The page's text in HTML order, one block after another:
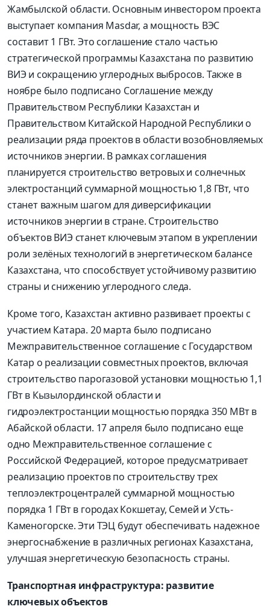
Жамбылской области. Основным инвестором проекта
выступает компания Masdar, а мощность ВЭС
составит 1 ГВт. Это соглашение стало частью
стратегической программы Казахстана по развитию
ВИЭ и сокращению углеродных выбросов. Также в
ноябре было подписано Соглашение между
Правительством Республики Казахстан и
Правительством Китайской Народной Республики о
реализации ряда проектов в области возобновляемых
источников энергии. В рамках соглашения
планируется строительство ветровых и солнечных
электростанций суммарной мощностью 1,8 ГВт, что
станет важным шагом для диверсификации
источников энергии в стране. Строительство
объектов ВИЭ станет ключевым этапом в укреплении
роли зелёных технологий в энергетическом балансе
Казахстана, что способствует устойчивому развитию
страны и снижению углеродного следа.
Кроме того, Казахстан активно развивает проекты с
участием Катара. 20 марта было подписано
Межправительственное соглашение с Государством
Катар о реализации совместных проектов, включая
строительство парогазовой установки мощностью 1,1
ГВт в Кызылординской области и
гидроэлектростанции мощностью порядка 350 МВт в
Абайской области. 17 апреля было подписано еще
одно Межправительственное соглашение с
Российской Федерацией, которое предусматривает
реализацию проектов по строительству трех
теплоэлектроцентралей суммарной мощностью
порядка 1 ГВт в городах Кокшетау, Семей и Усть-
Каменогорске. Эти ТЭЦ будут обеспечивать надежное
энергоснабжение в различных регионах Казахстана,
улучшая энергетическую безопасность страны.
Транспортная инфраструктура: развитие
ключевых объектов